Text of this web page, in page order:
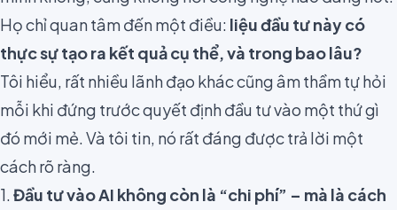
Họ chỉ quan tâm đến một điều: liệu đầu tư này có
thực sự tạo ra kết quả cụ thể, và trong bao lâu?
Tôi hiểu, rất nhiều lãnh đạo khác cũng âm thầm tự hỏi
mỗi khi đứng trước quyết định đầu tư vào một thứ gì
đó mới mẻ. Và tôi tin, nó rất đáng được trả lời một
cách rõ ràng.
1.Đầu tư vào AI không còn là “chi phí” – mà là cách